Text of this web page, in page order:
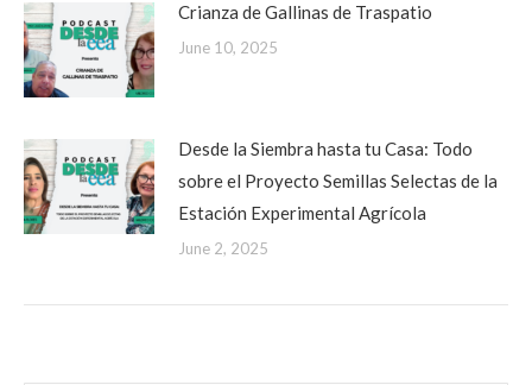
Crianza de Gallinas de Traspatio
June 10, 2025
Desde la Siembra hasta tu Casa: Todo
sobre el Proyecto Semillas Selectas de la
Estación Experimental Agrícola
June 2, 2025